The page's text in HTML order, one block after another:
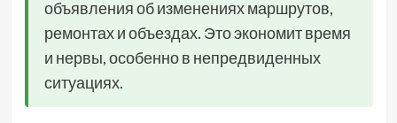
объявления об изменениях маршрутов,
ремонтах и объездах. Это экономит время
и нервы, особенно в непредвиденных
ситуациях.